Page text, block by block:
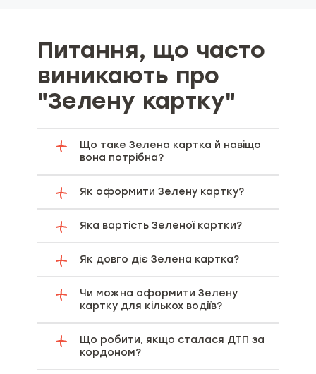
Питання, що часто
виникають про
"Зелену картку"
Що таке Зелена картка й навіщо
вона потрібна?
Як оформити Зелену картку?
Яка вартість Зеленої картки?
Як довго діє Зелена картка?
Чи можна оформити Зелену
картку для кількох водіїв?
Що робити, якщо сталася ДТП за
кордоном?